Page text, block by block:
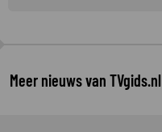
Meer nieuws van TVgids.nl